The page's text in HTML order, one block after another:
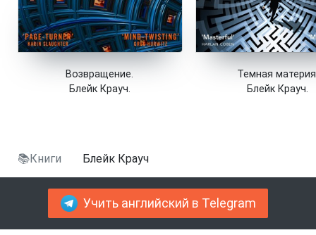
Возвращение.
Блейк Крауч.
Темная
Блейк Крауч.
📚Книги Блейк Крауч
Учить английский в Telegram